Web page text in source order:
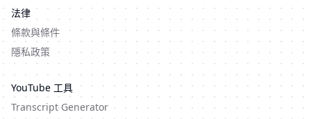
法律
條款與條件
隱私政策
YouTube 工具
Transcript Generator